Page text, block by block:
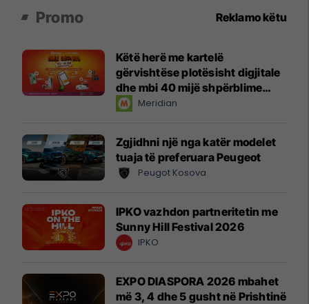
Promo Reklamo këtu
Këtë herë me kartelë
gërvishtëse plotësisht digjitale
dhe mbi 40 mijë shpërblime
instant!Meridian
Zgjidhni një nga katër modelet
tuaja të preferuara Peugeot
Peugot Kosova
IPKO vazhdon partneritetin me
Sunny Hill Festival 2026
IPKO
EXPO DIASPORA 2026 mbahet
më 3, 4 dhe 5 gusht në Prishtinë